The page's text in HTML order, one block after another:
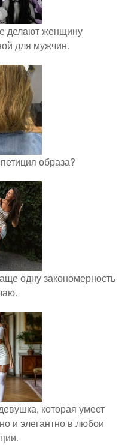
делают женщину
для мужчин.
образа?
одну закономерность
которая умеет
и элегантно в любои